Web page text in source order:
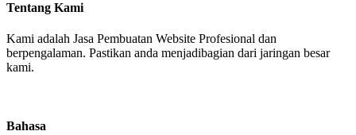
Tentang Kami
Kami adalah Jasa Pembuatan Website Profesional dan
berpengalaman. Pastikan anda menjadibagian dari jaringan besar
kami.
Bahasa